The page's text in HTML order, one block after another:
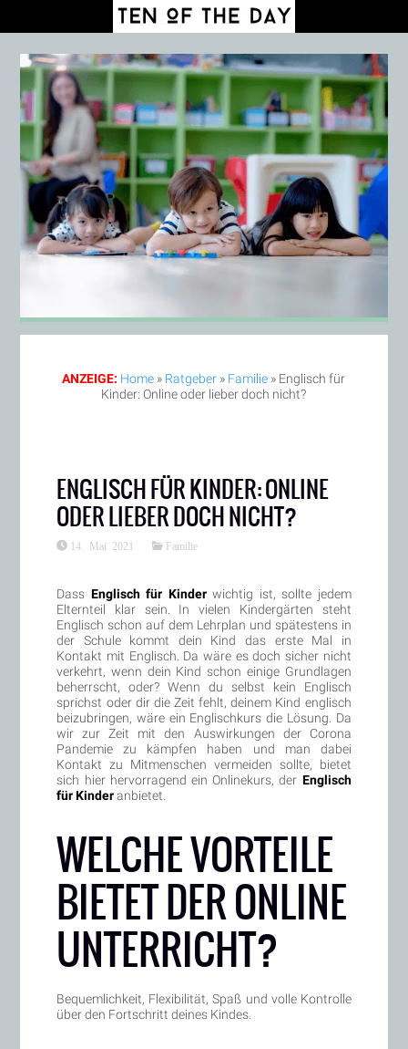
ANZEIGE: Home » Ratgeber » Familie » Englisch für
Kinder: Online oder lieber doch nicht?
ENGLISCH FÜR KINDER: ONLINE
ODER LIEBER DOCH NICHT?
14. Mai 2021 Familie
Dass Englisch für Kinderwichtig ist, sollte jedem
Elternteil klar sein. In vielen Kindergärten steht
Englisch schon auf dem Lehrplan und spätestens in
der Schule kommt dein Kind das erste Mal in
Kontakt mit Englisch. Da wäre es doch sicher nicht
verkehrt, wenn dein Kind schon einige Grundlagen
beherrscht, oder? Wenn du selbst kein Englisch
sprichst oder dir die Zeit fehlt, deinem Kind englisch
beizubringen, wäre ein Englischkurs die Lösung. Da
wir zur Zeit mit den Auswirkungen der Corona
Pandemie zu kämpfen haben und man dabei
Kontakt zu Mitmenschen vermeiden sollte, bietet
sich hier hervorragend ein Onlinekurs, der Englisch
für Kinderanbietet.
WELCHE VORTEILE
BIETET DER ONLINE
UNTERRICHT?
Bequemlichkeit, Flexibilität, Spaß und volle Kontrolle
über den Fortschritt deines Kindes.